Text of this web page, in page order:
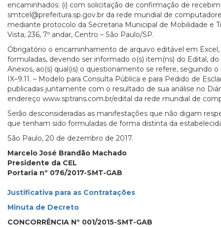
encaminhados: (i) com solicitação de confirmação de
smtcel@prefeitura.sp.gov.br da rede mundial de
mediante protocolo da Secretaria Municipal de Mobilidade e
Vista, 236, 7º andar, Centro – São Paulo/SP.
Obrigatório o encaminhamento de arquivo editável em
formuladas, devendo ser informado o(s) item(ns) do Edital,
Anexos, ao(s) qual(is) o questionamento se refere, seguindo
IX–9.11. – Modelo para Consulta Pública e para Pedido de
publicadas juntamente com o resultado de sua análise no
endereço www.sptrans.com.br/edital da rede mundial de
Serão desconsideradas as manifestações que não digam
que tenham sido formuladas de forma distinta da
São Paulo, 20 de dezembro de 2017.
Marcelo José Brandão Machado
Presidente da CEL
Portaria nº 076/2017-SMT-GAB
Justificativa para as Contratações
Minuta de Decreto
CONCORRÊNCIA Nº 001/2015-SMT-GAB